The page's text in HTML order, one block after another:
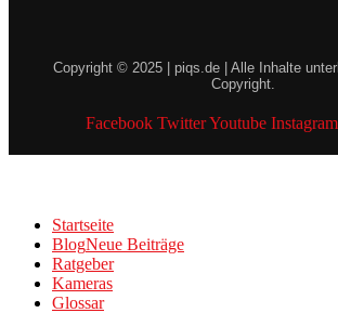
Copyright © 2025 | piqs.de | Alle Inhalte
Copyright.
Facebook Twitter Youtube Instagram
Startseite
BlogNeue Beiträge
Ratgeber
Kameras
Glossar